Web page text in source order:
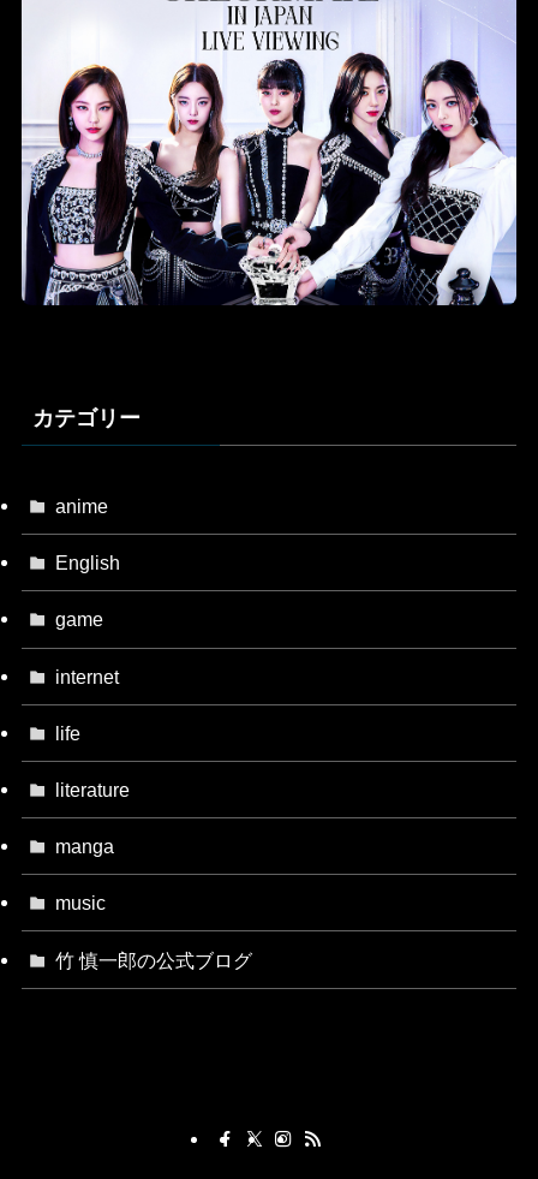
カテゴリー
anime
English
game
internet
life
literature
manga
music
竹 慎一郎の公式ブログ